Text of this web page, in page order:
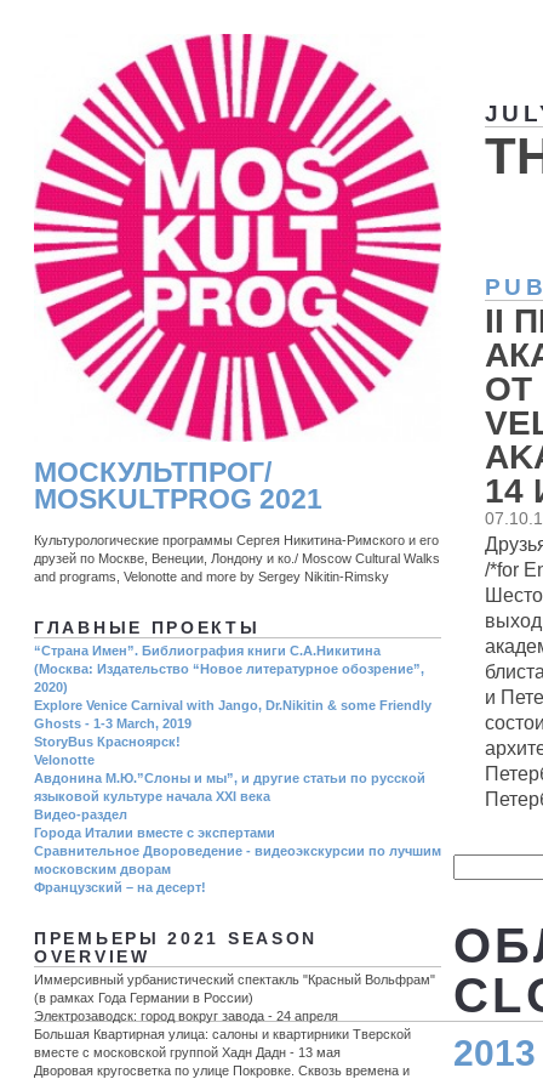
II
ОТ
14
/*for
и
МОСКУЛЬТПРОГ/
MOSKULTPROG 2021
Культурологические программы Сергея Никитина-Римского и его
друзей по Москве, Венеции, Лондону и ко./ Moscow Cultural Walks
and programs, Velonotte and more by Sergey Nikitin-Rimsky
ГЛАВНЫЕ ПРОЕКТЫ
“Страна Имен”. Библиография книги С.А.Никитина
(Москва: Издательство “Новое литературное обозрение”,
2020)
Explore Venice Carnival with Jango, Dr.Nikitin & some Friendly
Ghosts - 1-3 March, 2019
StoryBus Красноярск!
Velonotte
Авдонина М.Ю.”Слоны и мы”, и другие статьи по русской
языковой культуре начала ХХI века
Видео-раздел
Города Италии вместе с экспертами
Сравнительное Двороведение - видеоэкскурсии по лучшим
московским дворам
Французский – на десерт!
ПРЕМЬЕРЫ 2021 SEASON
OVERVIEW
Иммерсивный урбанистический спектакль "Красный Вольфрам"
(в рамках Года Германии в России)
Электрозаводск: город вокруг завода - 24 апреля
Большая Квартирная улица: салоны и квартирники Тверской
вместе с московской группой Хадн Дадн - 13 мая
Дворовая кругосветка по улице Покровке. Сквозь времена и
2013